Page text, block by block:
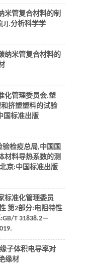
米管复合材料的制
分析科学学
纳米管复合材料的
化管理委员会.塑
挤塑塑料的试验
国标准出版
检疫总局,中国国
材料导热系数的测
京:中国标准出版
标准化管理委员
第2部分:电阻特性
T 31838.2—
.
子体积电导率对
缘材